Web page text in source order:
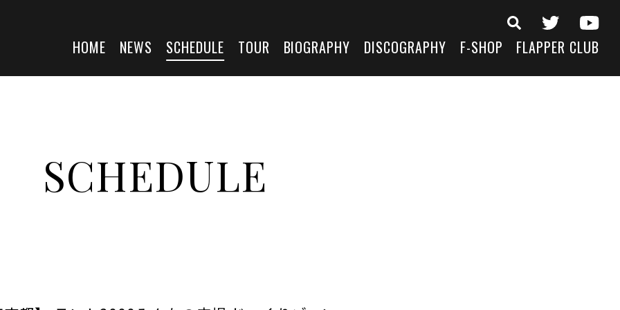
HOME NEWS SCHEDULE TOUR BIOGRAPHY DISCOGRAPHY F-SHOP FLAPPER CLUB
SCHEDULE